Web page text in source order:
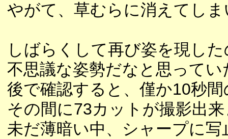
やがて、草むらに消えてし
しばらくして再び姿を現し
不思議な姿勢だなと思って
後で確認すると、僅か10秒
その間に73カットが撮影出
未だ薄暗い中、シャープに